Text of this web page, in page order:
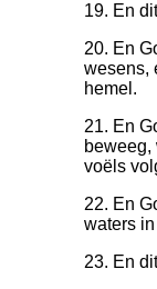
19. En
20. En
wesens,
hemel.
21. En
voëls
22. En
waters
23. En